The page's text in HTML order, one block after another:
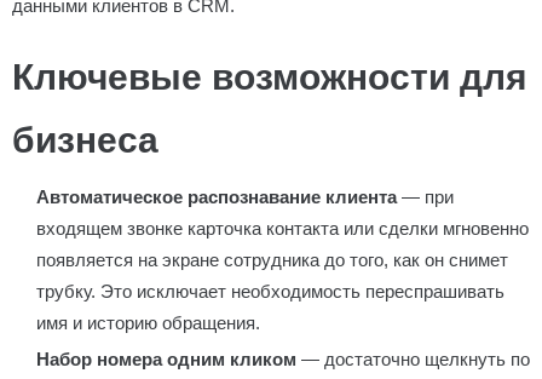
данными клиентов в CRM.
Ключевые возможности для
бизнеса
Автоматическое распознавание клиента— при
входящем звонке карточка контакта или сделки мгновенно
появляется на экране сотрудника до того, как он снимет
трубку. Это исключает необходимость переспрашивать
имя и историю обращения.
Набор номера одним кликом — достаточно щелкнуть по